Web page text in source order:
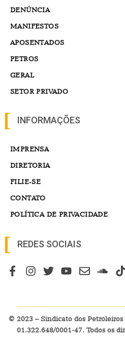
DENÚNCIA
MANIFESTOS
APOSENTADOS
PETROS
GERAL
SETOR PRIVADO
INFORMAÇÕES
IMPRENSA
DIRETORIA
FILIE-SE
CONTATO
POLÍTICA DE PRIVACIDADE
REDES SOCIAIS
© 2023 – Sindicato dos
01.322.648/0001-47. Todos os